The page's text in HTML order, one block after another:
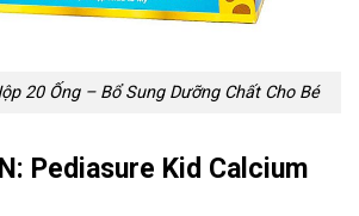
20 Ống – Bổ Sung Dưỡng Chất Cho Bé
Pediasure Kid Calcium